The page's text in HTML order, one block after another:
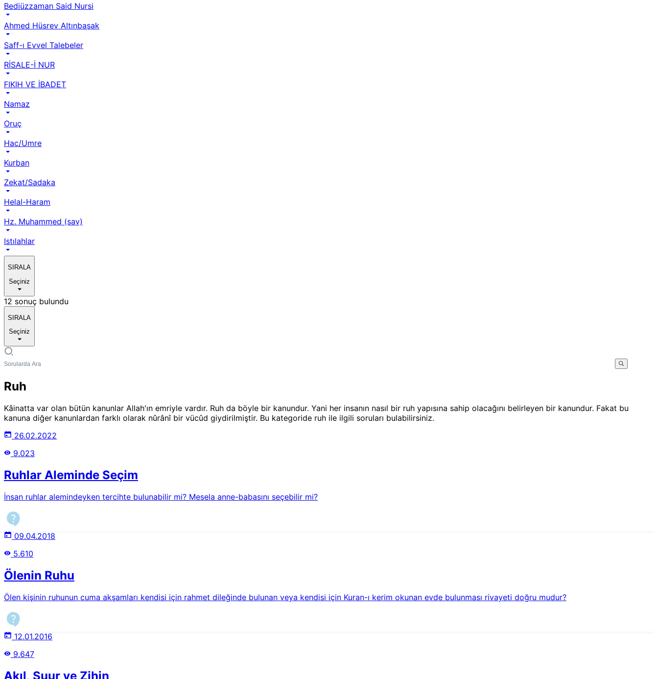
Bediüzzaman Said Nursi
Ahmed Hüsrev Altınbaşak
Saff-ı Evvel Talebeler
RİSALE-İ NUR
FIKIH VE İBADET
Namaz
Oruç
Hac/Umre
Kurban
Zekat/Sadaka
Helal-Haram
Hz. Muhammed (sav)
Istılahlar
SIRALA
Seçiniz
12 sonuç bulundu
SIRALA
Seçiniz
Ruh
Kâinatta var olan bütün kanunlar Allah'ın emriyle vardır. Ruh da böyle bir kanundur. Yani her insanın nasıl bir ruh yapısına sahip olacağını belirleyen bir kanundur. Fakat bu
kanuna diğer kanunlardan farklı olarak nûrânî bir vücûd giydirilmiştir. Bu kategoride ruh ile ilgili soruları bulabilirsiniz.
26.02.2022
9.023
Ruhlar Aleminde Seçim
İnsan ruhlar alemindeyken tercihte bulunabilir mi? Mesela anne-babasını seçebilir mi?
09.04.2018
5.610
Ölenin Ruhu
Ölen kişinin ruhunun cuma akşamları kendisi için rahmet dileğinde bulunan veya kendisi için Kuran-ı kerim okunan evde bulunması rivayeti doğru mudur?
12.01.2016
9.647
Akıl, Şuur ve Zihin